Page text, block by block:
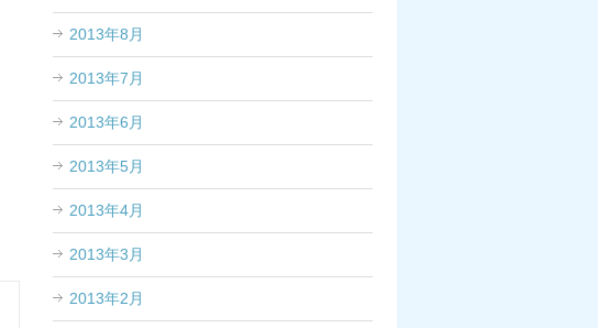
2013年8月
2013年7月
2013年6月
2013年5月
2013年4月
2013年3月
2013年2月